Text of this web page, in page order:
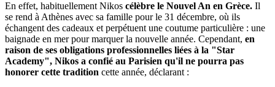
En effet, habituellement Nikos célèbre le Nouvel An en Grèce. Il
se rend à Athènes avec sa famille pour le 31 décembre, où ils
échangent des cadeaux et perpétuent une coutume particulière : une
baignade en mer pour marquer la nouvelle année. Cependant, en
raison de ses obligations professionnelles liées à la "Star
Academy", Nikos a confié au Parisien qu'il ne pourra pas
honorer cette tradition cette année, déclarant :